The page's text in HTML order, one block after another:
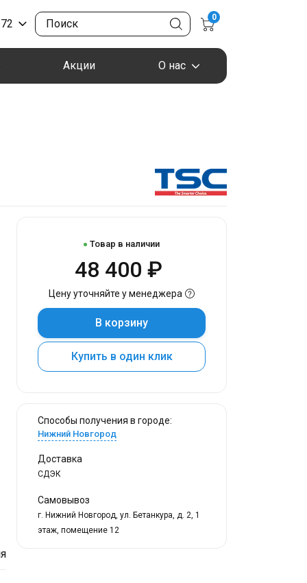
0
Акции О нас
Товар в наличии
48 400 ₽
Цену уточняйте у менеджера
В корзину
Купить в один клик
Способы получения в городе:
Нижний Новгород
Доставка
СДЭК
Самовывоз
г. Нижний Новгород, ул. Бетанкура, д. 2, 1
этаж, помещение 12